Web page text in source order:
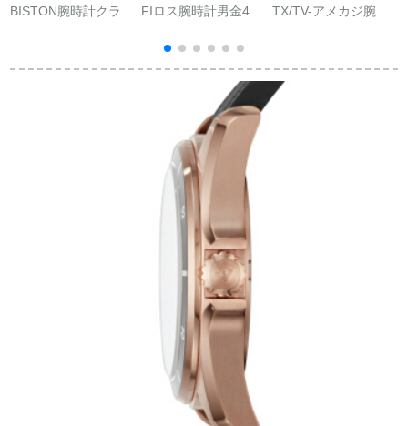
BISTON腕時計クラシ
男時計
FIロス腕時計男金40
オル男腕時計フラワ
メール時計フロワワ
ワワワワワワワワワ
ワワワワワイー
TX/TV-アメカジ腕時
499 05